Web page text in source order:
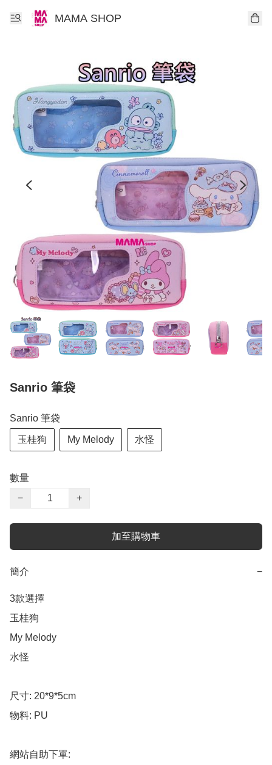
MAMA SHOP
Sanrio 筆袋
Sanrio 筆袋
玉桂狗 My Melody 水怪
數量
−
+
加至購物車
簡介 −
3款選擇
玉桂狗
My Melody
水怪
尺寸: 20*9*5cm
物料: PU
網站自助下單: